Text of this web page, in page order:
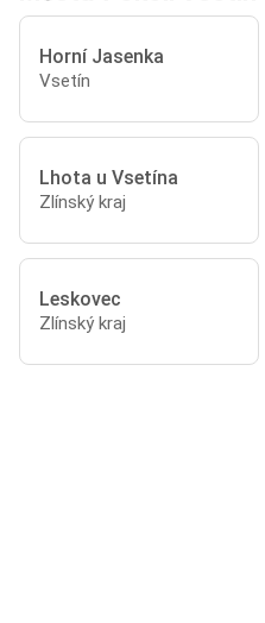
Horní Jasenka
Vsetín
Lhota u Vsetína
Zlínský kraj
Leskovec
Zlínský kraj